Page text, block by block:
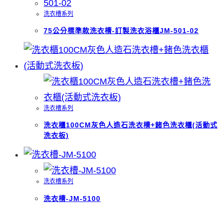
洗衣槽系列
75公分標準款洗衣槽-訂製洗衣浴櫃JM-501-02
洗衣槽系列
洗衣櫃100CM灰色人造石洗衣槽+鍺色洗衣櫃(活動式
洗衣板)
洗衣槽系列
洗衣槽-JM-5100